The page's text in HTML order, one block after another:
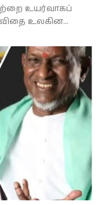
உயர்வாகப்
உலகின...